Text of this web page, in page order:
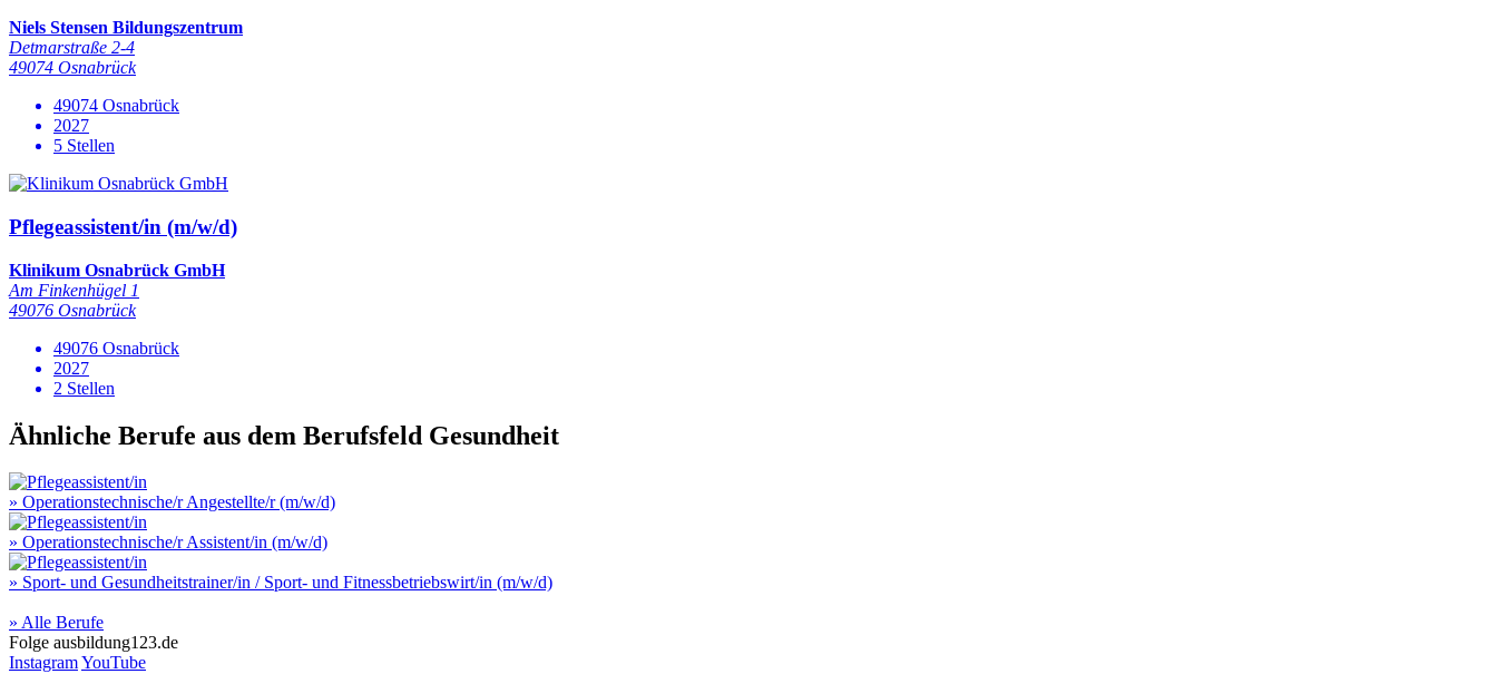
Niels Stensen Bildungszentrum
Detmarstraße 2-4
49074 Osnabrück
49074 Osnabrück
2027
5 Stellen
Pflegeassistent/in (m/w/d)
Klinikum Osnabrück GmbH
Am Finkenhügel 1
49076 Osnabrück
49076 Osnabrück
2027
2 Stellen
Ähnliche Berufe aus dem Berufsfeld Gesundheit
» Operationstechnische/r Angestellte/r (m/w/d)
» Operationstechnische/r Assistent/in (m/w/d)
» Sport- und Gesundheitstrainer/in / Sport- und Fitnessbetriebswirt/in (m/w/d)
» Alle Berufe
Folge ausbildung123.de
InstagramYouTube